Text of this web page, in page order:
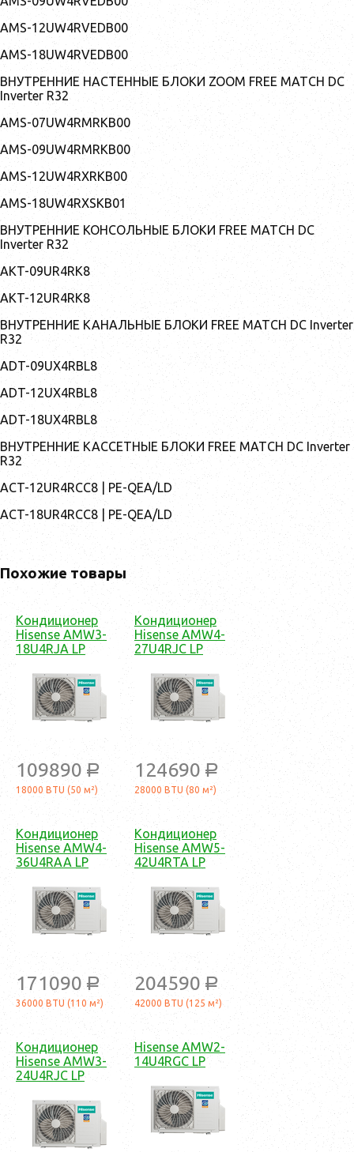
AMS-12UW4RVEDB00
AMS-18UW4RVEDB00
ВНУТРЕННИЕ НАСТЕННЫЕ БЛОКИ ZOOM FREE MATCH DC
Inverter R32
AMS-07UW4RMRKB00
AMS-09UW4RMRKB00
AMS-12UW4RXRKB00
AMS-18UW4RXSKB01
ВНУТРЕННИЕ КОНСОЛЬНЫЕ БЛОКИ FREE MATCH DC
Inverter R32
AKT-09UR4RK8
AKT-12UR4RK8
ВНУТРЕННИЕ КАНАЛЬНЫЕ БЛОКИ FREE MATCH DC Inverter
R32
ADT-09UX4RBL8
ADT-12UX4RBL8
ADT-18UX4RBL8
ВНУТРЕННИЕ КАССЕТНЫЕ БЛОКИ FREE MATCH DC Inverter
R32
ACT-12UR4RCC8 | PE-QEA/LD
ACT-18UR4RCC8 | PE-QEA/LD
Похожие товары
Кондиционер
Hisense AMW3-
18U4RJA LP
109890 a
18000 BTU (50 м²)
Кондиционер
Hisense AMW4-
27U4RJC LP
124690 a
28000 BTU (80 м²)
Кондиционер
Hisense AMW4-
36U4RAA LP
171090 a
36000 BTU (110 м²)
Кондиционер
Hisense AMW5-
42U4RTA LP
204590 a
42000 BTU (125 м²)
Кондиционер
Hisense AMW3-
24U4RJC LP
Hisense AMW2-
14U4RGC LP